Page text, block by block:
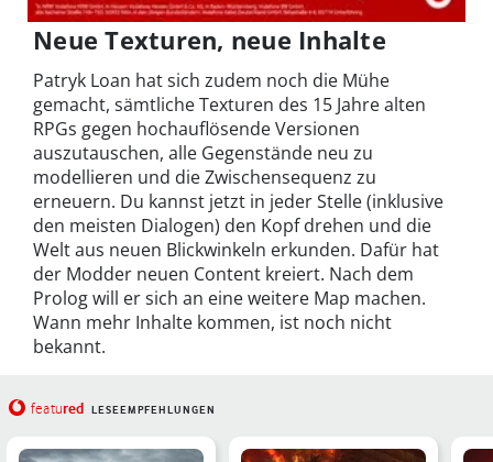
Neue Texturen, neue Inhalte
Patryk Loan hat sich zudem noch die Mühe
gemacht, sämtliche Texturen des 15 Jahre alten
RPGs gegen hochauflösende Versionen
auszutauschen, alle Gegenstände neu zu
modellieren und die Zwischensequenz zu
erneuern. Du kannst jetzt in jeder Stelle (inklusive
den meisten Dialogen) den Kopf drehen und die
Welt aus neuen Blickwinkeln erkunden. Dafür hat
der Modder neuen Content kreiert. Nach dem
Prolog will er sich an eine weitere Map machen.
Wann mehr Inhalte kommen, ist noch nicht
bekannt.
featured LESEEMPFEHLUNGEN